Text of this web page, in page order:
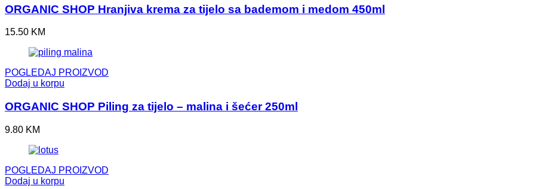
ORGANIC SHOP Hranjiva krema za tijelo sa bademom i medom 450ml
15.50 KM
POGLEDAJ PROIZVOD
Dodaj u korpu
ORGANIC SHOP Piling za tijelo – malina i šećer 250ml
9.80 KM
POGLEDAJ PROIZVOD
Dodaj u korpu